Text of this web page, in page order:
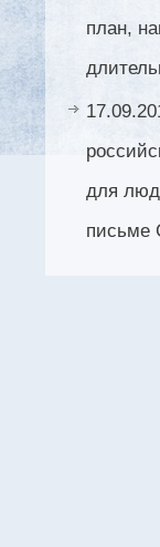
план,
для